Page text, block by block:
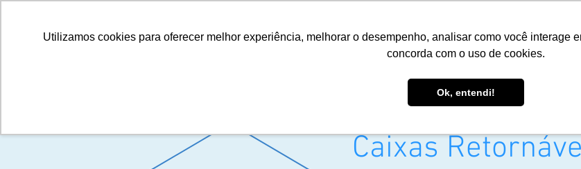
Utilizamos cookies para oferecer melhor experiência, melhorar o desempenho, analisar como você interage
concorda com o uso de cookies.
Ok, entendi!
Home Empresa Soluções ECO Mercados
Caixas